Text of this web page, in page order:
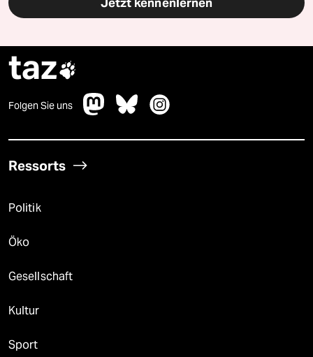
Jetzt kennenlernen
taz
Folgen Sie uns
Ressorts
Politik
Öko
Gesellschaft
Kultur
Sport